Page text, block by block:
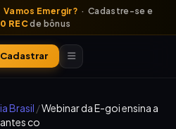
Vamos Emergir? · Cadastre-se e
RECde bônus
Cadastrar
Brasil /Webinar da E-goi ensina a
co